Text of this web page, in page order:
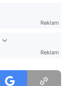
Reklam
Reklam